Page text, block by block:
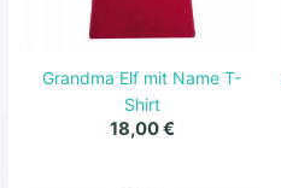
Grandma Elf mit Name T-
Shirt
18,00€